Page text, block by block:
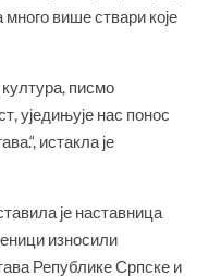
много више ствари које
култура, писмо
уједињује нас понос
истакла је
је наставница
износили
Републике Српске и